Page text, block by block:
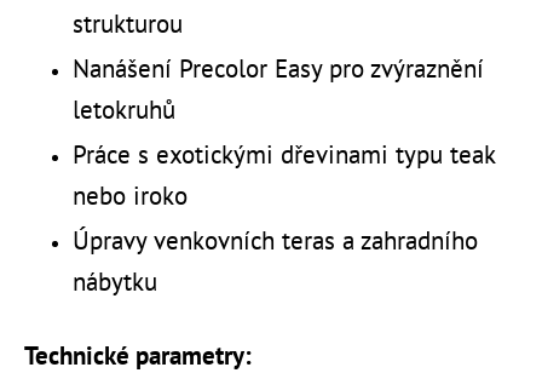
strukturou
Nanášení Precolor Easy pro zvýraznění
letokruhů
Práce s exotickými dřevinami typu teak
nebo iroko
Úpravy venkovních teras a zahradního
nábytku
Technické parametry: